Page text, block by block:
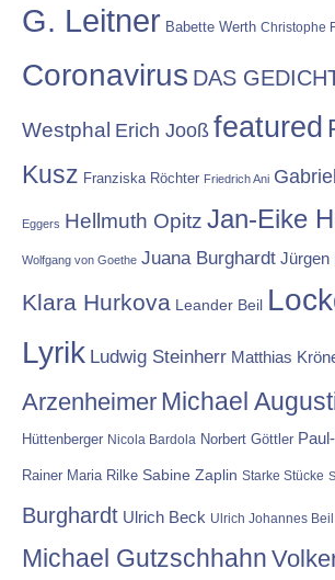
G. Leitner Babette Werth Christophe
Coronavirus DAS
Westphal Erich Jooß featured
Kusz Franziska Röchter Friedrich Ani
Eggers Hellmuth Opitz Jan-Eike
Wolfgang von Goethe Juana Burghardt Jürgen
Klara Hurkova Leander Beil
Lyrik Ludwig Steinherr Matthias
Arzenheimer Michael
Hüttenberger Nicola Bardola Norbert Göttler
Rainer Maria Rilke Sabine Zaplin Starke Stücke
Burghardt Ulrich Beck Ulrich Johannes Beil
Michael Gutzschhahn